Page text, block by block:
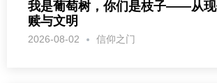
我是葡萄树，你们是枝子——从
赎与文明
2026-08-02 信仰之门